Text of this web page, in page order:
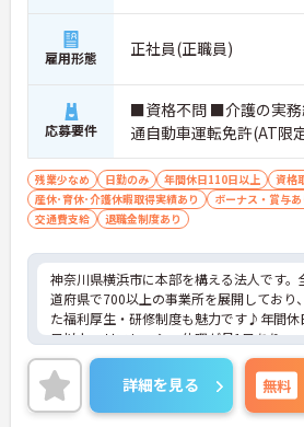
雇用形態 正社員(正職員)
応募要件
■資格不問 ■介護の実
通自動車運転免許(AT
残業少なめ 日勤のみ 年間休日110日以上 資格
産休･育休･介護休暇取得実績あり
ボーナス・賞与あ
交通費支給
退職金制度あり
神奈川県横浜市に本部を構える法人です。
道府県で700以上の事業所を展開しており
た福利厚生・研修制度も魅力です♪年間休
日以上、リフレッシュ休暇が月1日あり、
イフバランスを重視される方にもおすすめ
興味のある方には、面接対策ポイントなど
詳細をお話しいたしますのでお気軽にご相
い！
詳細を見る 無料